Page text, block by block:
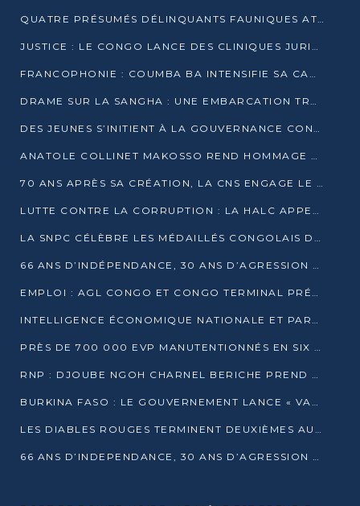
QUATRE PRÉSUMÉS DÉLINQUANTS FAUNIQUES ATTENDUS DEVANT LA JUSTICE POUR TRAFIC D’IVOIRE
JUSTICE : LE CONGO LANCE DES CLINIQUES JURIDIQUES POUR RAPPROCHER LE DROIT DES CITOYENS
FRANCOPHONIE : COUMBA BA INTENSIFIE SA CAMPAGNE POUR LA SUCCESSION À LA TÊTE DE L’OIF
DRAME SUR LA SANGHA : UNE EMBARCATION TRANSPORTANT DES FIDÈLES DE « NZAMBÉ YA L’HUILE » FAIT NAUFRAGE À OUESSO
DES JEUNES S’INITIENT À LA GOUVERNANCE CONTINENTALE À BRAZZAVILLE
ANATOLE COLLINET MAKOSSO REND HOMMAGE À JEAN-PAUL PIGASSE
70 ANS APRÈS SA CRÉATION, LA CNS ENGAGE LE VIRAGE DE LA DIGITALISATION
LUTTE CONTRE LA CORRUPTION : LA HALC APPELLE À PASSER DES DISCOURS AUX ACTES
LA SNPC CÉLÈBRE LES MÉDAILLÉS CONGOLAIS DES OLYMPIADES PANAFRICAINES DE MATHÉMATIQUES 2026
66 ANS D’INDÉPENDANCE, 30 ANS D’AGRESSION RWANDAISE : 4 PRÉSIDENCES, UN ÉCHEC COLLECTIF
EMPLOI : AGL CONGO ET CONGO TERMINAL PRÉSÉLECTIONNENT PLUS DE 70 JEUNES À POINTE-NOIRE
INTELLIGENCE ÉCONOMIQUE NATIONALE ET PARTENARIATS INTERNATIONAUX : VERS UNE DOCTRINE SOUVERAINE DE SÉCURITÉ ÉCONOMIQUE
PRÈS DE 700 000 EVP MANUTENTIONNÉS EN SIX MOIS PAR CONGO TERMINAL
RNP : DJOUBE NGOH CHARNEL BERICHE PREND LES RÊNES DU PARTI
BURKINA FASO : LE GOUVERNEMENT LANCE « VACANCES UTILES 2026 » POUR FORMER LES ÉLÈVES À 15 MÉTIERS
LES DIABLES ROUGES TERMINENT DEUXIÈMES AU CHAMPIONNAT D’AFRIQUE ZONE 3
66 ANS D’INDEPENDANCE, 30 ANS D’AGRESSION RWAN DAISE : 4 PRESIDENCES, UN ECHEC COLLECTIF